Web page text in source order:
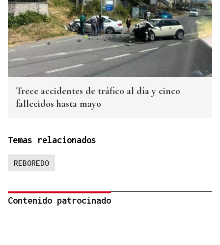
Trece accidentes de tráfico al día y cinco
fallecidos hasta mayo
Temas relacionados
REBOREDO
Contenido patrocinado